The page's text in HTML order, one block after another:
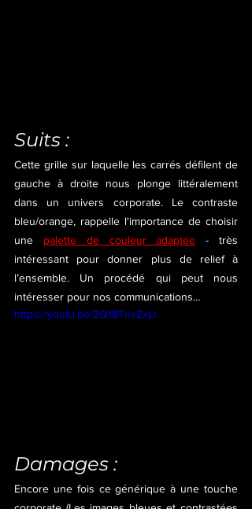
Suits :
Cette grille sur laquelle les carrés défilent de
gauche à droite nous plonge littéralement
dans un univers corporate. Le contraste
bleu/orange, rappelle l'importance de choisir
une palette de couleur adaptée - très
intéressant pour donner plus de relief à
l’ensemble. Un procédé qui peut nous
intéresser pour nos communications…
https://youtu.be/2Q18TnxZxLI
Damages :
Encore une fois ce générique à une touche